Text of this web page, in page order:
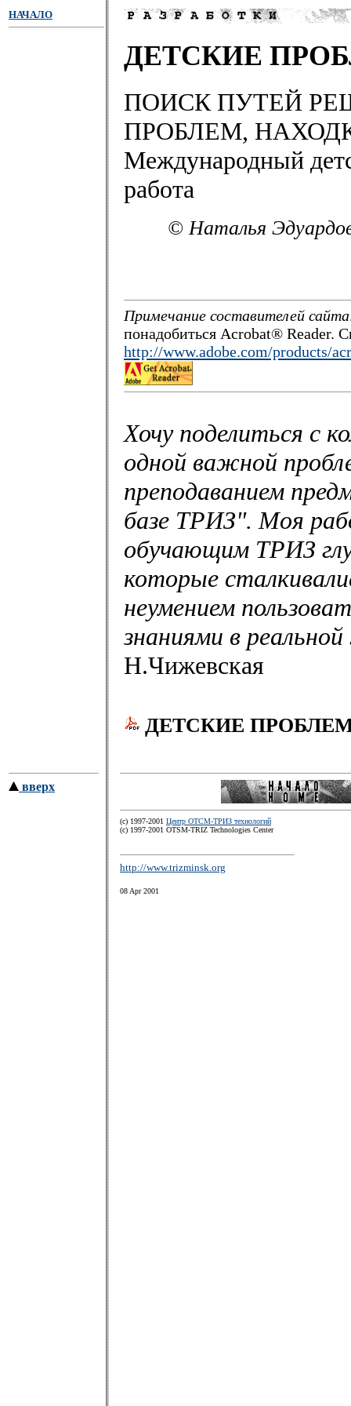
НАЧАЛО
ДЕТСКИЕ
ПОИСК ПУТЕЙ
ПРОБЛЕМ,
Международный
работа
© Наталья
Примечание составителей
понадобиться Acrobat® Reader.
http://www.adobe.com/products/
Хочу поделиться с
одной важной
преподаванием
базе ТРИЗ". Моя
обучающим ТРИЗ
которые
неумением
знаниями в
Н.Чижевская
ДЕТСКИЕ
вверх
(c) 1997-2001 Центр ОТСМ-ТРИЗ технологий
(с) 1997-2001 OTSM-TRIZ Technologies Center
http://www.trizminsk.org
08 Apr 2001